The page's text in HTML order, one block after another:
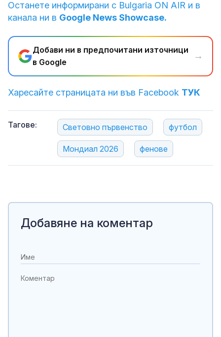
Останете информирани с Bulgaria ON AIR и в
канала ни в Google News Showcase.
Добави ни в предпочитани източници
в Google
→
Харесайте страницата ни във Facebook ТУК
Тагове: Световно първенство футбол
Мондиал 2026 фенове
Добавяне на коментар